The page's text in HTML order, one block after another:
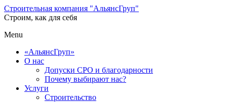
Строительная компания "АльянсГруп"
Строим, как для себя
Menu
«АльянсГруп»
О нас
Допуски СРО и благодарности
Почему выбирают нас?
Услуги
Строительство